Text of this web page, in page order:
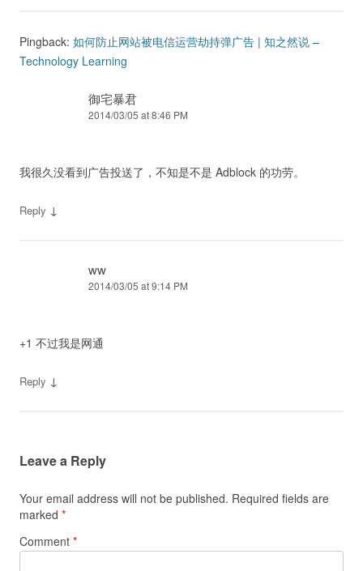
Pingback: 如何防止网站被电信运营劫持弹广告 | 知之然说 –
Technology Learning
御宅暴君
2014/03/05 at 8:46 PM
我很久没看到广告投送了，不知是不是 Adblock 的功劳。
Reply ↓
ww
2014/03/05 at 9:14 PM
+1 不过我是网通
Reply ↓
Leave a Reply
Your email address will not be published. Required fields are
marked *
Comment *